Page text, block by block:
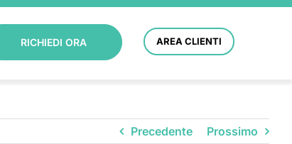
RICHIEDI ORA AREA CLIENTI
Precedente Prossimo